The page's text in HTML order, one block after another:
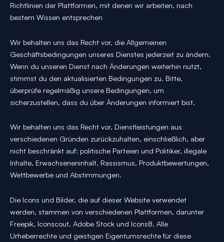
Richtlinien der Plattformen, mit denen wir arbeiten, nach
bestem Wissen entsprechen
Wir behalten uns das Recht vor, die Allgemeinen
Geschäftsbedingungen unseres Dienstes jederzeit zu ändern.
Wenn du unseren Dienst nach Änderungen weiterhin nutzt,
stimmst du den aktualisierten Bedingungen zu. Bitte,
überprüfe regelmäßig unsere Bedingungen, um
sicherzustellen, dass du über Änderungen informiert bist.
Wir behalten uns das Recht vor, Dienstleistungen aus
verschiedenen Gründen zurückzuhalten, einschließlich, aber
nicht beschränkt auf: politische Parteien und Politiker, illegale
Inhalte, Erwachseneninhalt, Rassismus, Produktbewertungen,
Wettbewerbe und Abstimmungen.
Die Icons und Bilder, die auf dieser Website verwendet
werden, stammen von verschiedenen Plattformen, darunter
Freepik, Iconscout, Adobe Stock und Icons8. Alle
Urheberrechte und geistigen Eigentumsrechte für diese